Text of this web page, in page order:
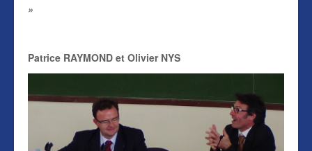
»
Patrice RAYMOND et Olivier NYS